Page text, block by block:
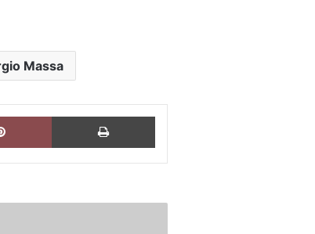
Massa
Pinterest Imprimir